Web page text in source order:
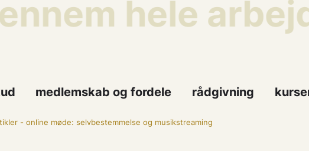
hele
medlemskab og fordele rådgivning
- online møde: selvbestemmelse og musikstreaming